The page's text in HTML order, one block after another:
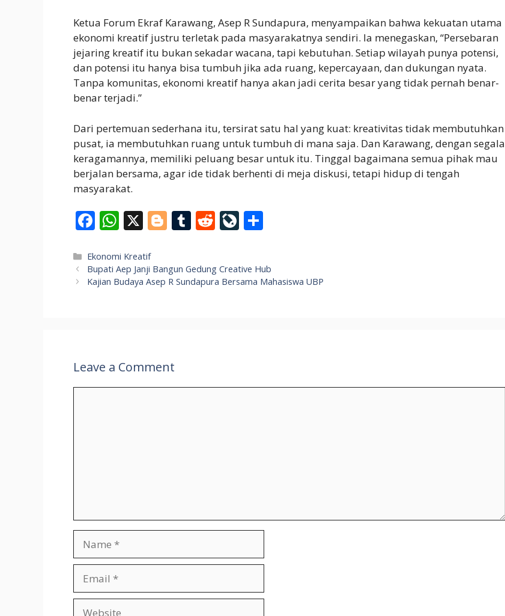
Ketua Forum Ekraf Karawang, Asep R Sundapura, menyampaikan bahwa kekuatan utama
ekonomi kreatif justru terletak pada masyarakatnya sendiri. Ia menegaskan, “Persebaran
jejaring kreatif itu bukan sekadar wacana, tapi kebutuhan. Setiap wilayah punya potensi,
dan potensi itu hanya bisa tumbuh jika ada ruang, kepercayaan, dan dukungan nyata.
Tanpa komunitas, ekonomi kreatif hanya akan jadi cerita besar yang tidak pernah benar-
benar terjadi.”
Dari pertemuan sederhana itu, tersirat satu hal yang kuat: kreativitas tidak membutuhkan
pusat, ia membutuhkan ruang untuk tumbuh di mana saja. Dan Karawang, dengan segala
keragamannya, memiliki peluang besar untuk itu. Tinggal bagaimana semua pihak mau
berjalan bersama, agar ide tidak berhenti di meja diskusi, tetapi hidup di tengah
masyarakat.
F
e
b
W
at
s
X Bl
g
T
m
bl
R
di
Li
o
ar
e
Categories
Ekonomi Kreatif
Bupati Aep Janji Bangun Gedung Creative Hub
Kajian Budaya Asep R Sundapura Bersama Mahasiswa UBP
Leave a Comment